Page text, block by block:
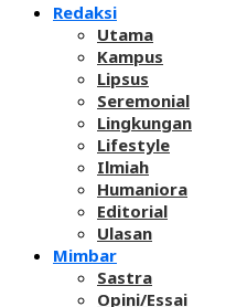
Redaksi
Utama
Kampus
Lipsus
Seremonial
Lingkungan
Lifestyle
Ilmiah
Humaniora
Editorial
Ulasan
Mimbar
Sastra
Opini/Essai